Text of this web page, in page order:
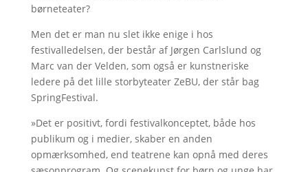
børneteater?
Men det er man nu slet ikke enige i hos
festivalledelsen, der består af Jørgen Carlslund og
Marc van der Velden, som også er kunstneriske
ledere på det lille storbyteater ZeBU, der står bag
SpringFestival.
»Det er positivt, fordi festivalkonceptet, både hos
publikum og i medier, skaber en anden
opmærksomhed, end teatrene kan opnå med deres